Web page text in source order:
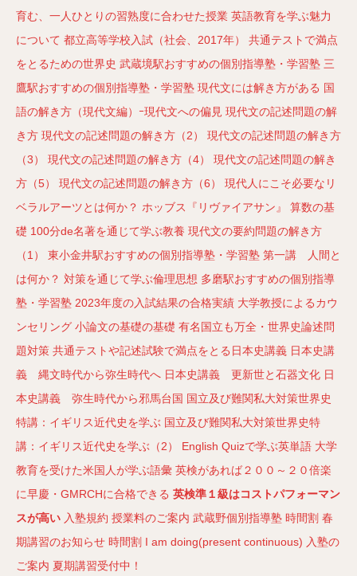
育む、一人ひとりの習熟度に合わせた授業 英語教育を学ぶ魅力
について 都立高等学校入試（社会、2017年）
共通テストで満点
をとるための世界史 武蔵境駅おすすめの個別指導塾・学習塾 三
鷹駅おすすめの個別指導塾・学習塾 現代文には解き方がある 国
語の解き方（現代文編）ｰ現代文への偏見 現代文の記述問題の解
き方 現代文の記述問題の解き方（2）
現代文の記述問題の解き方
（3）
現代文の記述問題の解き方（4）
現代文の記述問題の解き
方（5）
現代文の記述問題の解き方（6）
現代人にこそ必要なリ
ベラルアーツとは何か？ ホッブス『リヴァイアサン』
算数の基
礎 100分de名著を通じて学ぶ教養 現代文の要約問題の解き方
（1）
東小金井駅おすすめの個別指導塾・学習塾 第一講 人間と
は何か？ 対策を通じて学ぶ倫理思想 多磨駅おすすめの個別指導
塾・学習塾 2023年度の入試結果の合格実績 大学教授によるカウ
ンセリング 小論文の基礎の基礎 有名国立も万全・世界史論述問
題対策 共通テストや記述試験で満点をとる日本史講義 日本史講
義 縄文時代から弥生時代へ 日本史講義 更新世と石器文化 日
本史講義 弥生時代から邪馬台国 国立及び難関私大対策世界史
特講：イギリス近代史を学ぶ 国立及び難関私大対策世界史特
講：イギリス近代史を学ぶ（2）
English Quizで学ぶ英単語 大学
教育を受けた米国人が学ぶ語彙 英検があれば２００～２０倍楽
に早慶・GMRCHに合格できる 英検準１級はコストパフォーマン
スが高い 入塾規約 授業料のご案内 武蔵野個別指導塾 時間割 春
期講習のお知らせ 時間割 I am doing(present continuous) 入塾の
ご案内 夏期講習受付中！